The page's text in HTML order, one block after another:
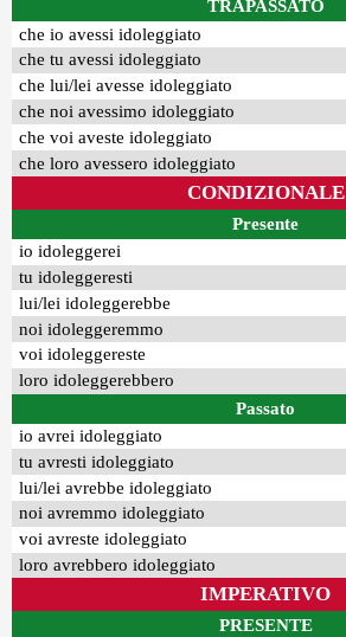
TRAPASSATO
che io avessi idoleggiato
che tu avessi idoleggiato
che lui/lei avesse idoleggiato
che noi avessimo idoleggiato
che voi aveste idoleggiato
che loro avessero idoleggiato
CONDIZIONALE
Presente
io idoleggerei
tu idoleggeresti
lui/lei idoleggerebbe
noi idoleggeremmo
voi idoleggereste
loro idoleggerebbero
Passato
io avrei idoleggiato
tu avresti idoleggiato
lui/lei avrebbe idoleggiato
noi avremmo idoleggiato
voi avreste idoleggiato
loro avrebbero idoleggiato
IMPERATIVO
PRESENTE